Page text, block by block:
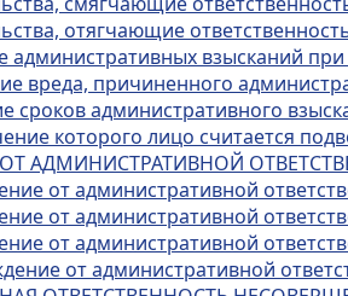
отягчающие
административных взысканий
вреда, причиненного
сроков административного
которого лицо считается
АДМИНИСТРАТИВНОЙ
от административной
от административной
от административной
от административной